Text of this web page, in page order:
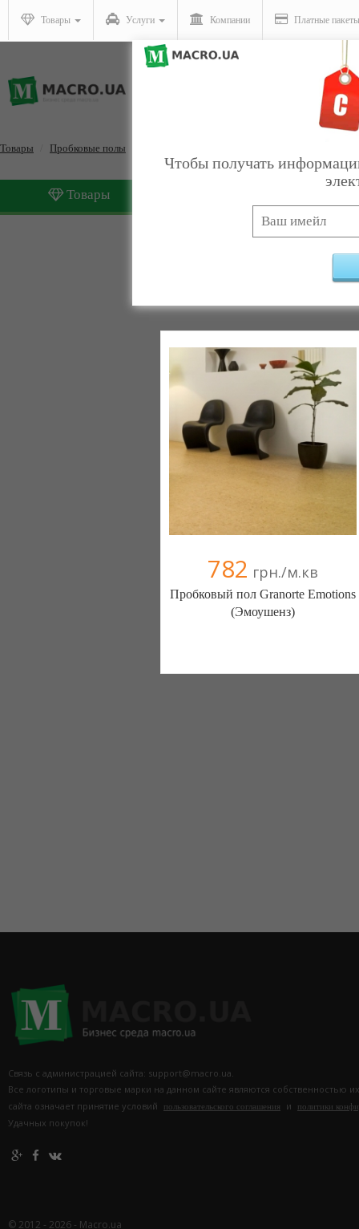
Товары Услуги Компании Платные пакеты
Товары Пробковые полы
Товары
Пробковые полы 32
782 грн./м.кв
Пробковый пол Granorte Emotions
(Эмоушенз)
283 отзыв(а), 100% положительных
Связь с администрацией сайта: support@macro.ua.
Все логотипы и торговые марки на данном сайте являются собственностью
сайта означает принятие условий
пользовательского соглашения и политики
Удачных покупок!
© 2012 - 2026 - Macro.ua
Чтобы получать